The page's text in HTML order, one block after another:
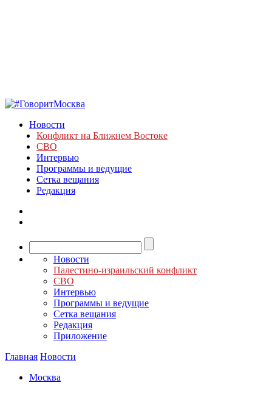
Новости
Конфликт на Ближнем Востоке
СВО
Интервью
Программы и ведущие
Сетка вещания
Редакция
Новости
Палестино-израильский конфликт
СВО
Интервью
Программы и ведущие
Сетка вещания
Редакция
Приложение
Главная Новости
Москва